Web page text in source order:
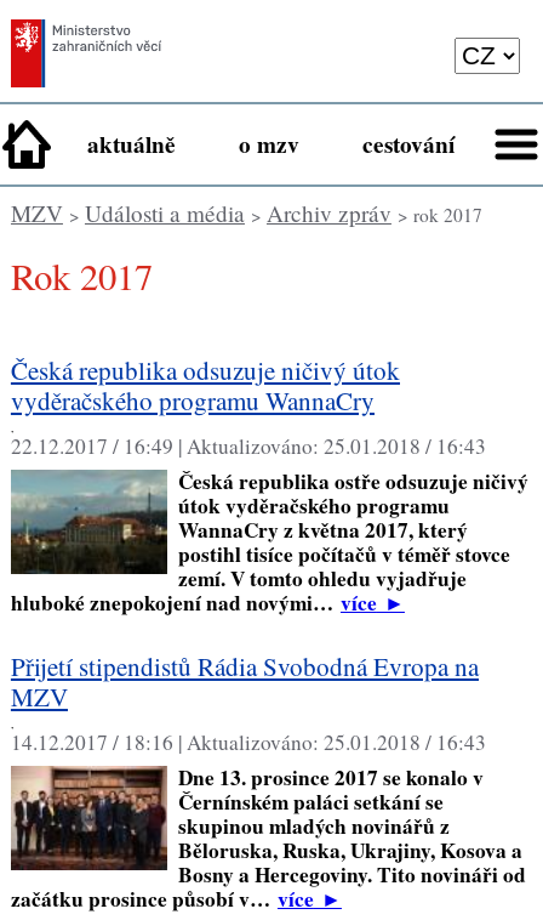
aktuálně o mzv cestování
MZV> Události a média> Archiv zpráv > rok 2017
rok 2017
Česká republika odsuzuje ničivý útok
vyděračského programu WannaCry
,
22.12.2017 / 16:49 |Aktualizováno: 25.01.2018 / 16:43
Česká republika ostře odsuzuje ničivý
útok vyděračského programu
WannaCry z května 2017, který
postihl tisíce počítačů v téměř stovce
zemí. V tomto ohledu vyjadřuje
hluboké znepokojení nad novými… více►
Přijetí stipendistů Rádia Svobodná Evropa na
MZV
,
14.12.2017 / 18:16 |Aktualizováno: 25.01.2018 / 16:43
Dne 13. prosince 2017 se konalo v
Černínském paláci setkání se
skupinou mladých novinářů z
Běloruska, Ruska, Ukrajiny, Kosova a
Bosny a Hercegoviny. Tito novináři od
začátku prosince působí v… více►